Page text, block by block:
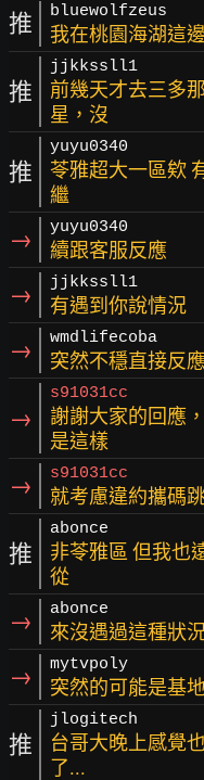
推 bluewolfzeus
我在桃園海湖這
推
jjkkssll1
前幾天才去三多
星，沒
推
yuyu0340
苓雅超大一區欸
繼
→ yuyu0340
續跟客服反應
→ jjkkssll1
有遇到你說情況
→ wmdlifecoba
突然不穩直接反
→
s91031cc
謝謝大家的回應
是這樣
→ s91031cc
就考慮違約攜碼
推
abonce
非苓雅區 但我也
從
→ abonce
來沒遇過這種狀
→ mytvpoly
突然的可能是基
推
jlogitech
台哥大晚上感覺
了...